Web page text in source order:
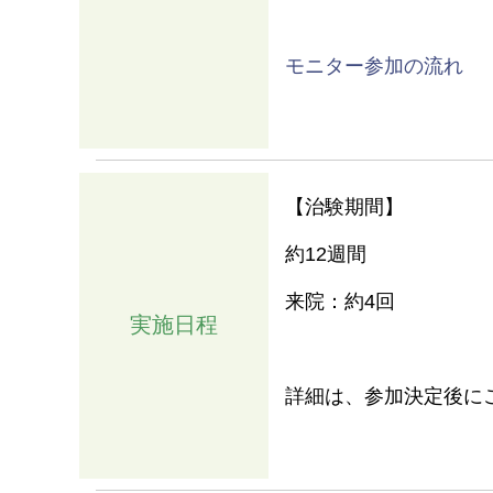
モニター参加の流れ
実施日程
【治験期間】
約12週間
来院：約4回
詳細は、参加決定後に